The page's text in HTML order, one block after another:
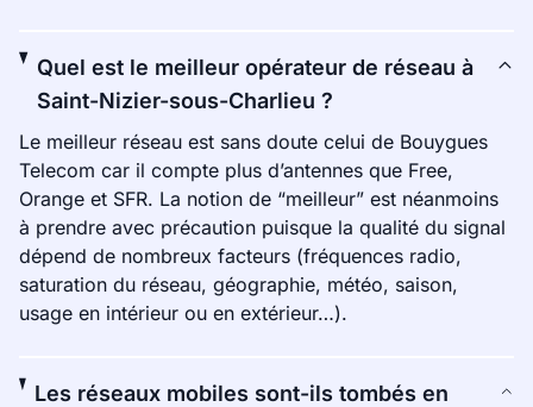
Quel est le meilleur opérateur de réseau à
Saint-Nizier-sous-Charlieu ?
Le meilleur réseau est sans doute celui de Bouygues
Telecom car il compte plus d’antennes que Free,
Orange et SFR. La notion de “meilleur” est néanmoins
à prendre avec précaution puisque la qualité du signal
dépend de nombreux facteurs (fréquences radio,
saturation du réseau, géographie, météo, saison,
usage en intérieur ou en extérieur…).
Les réseaux mobiles sont-ils tombés en